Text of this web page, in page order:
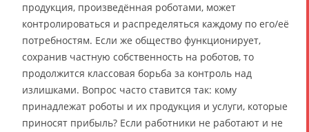
продукция, произведённая роботами, может
контролироваться и распределяться каждому по его/её
потребностям. Если же общество функционирует,
сохранив частную собственность на роботов, то
продолжится классовая борьба за контроль над
излишками. Вопрос часто ставится так: кому
принадлежат роботы и их продукция и услуги, которые
приносят прибыль? Если работники не работают и не